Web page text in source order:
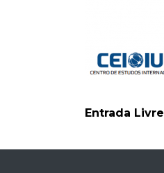
Entrada Livre